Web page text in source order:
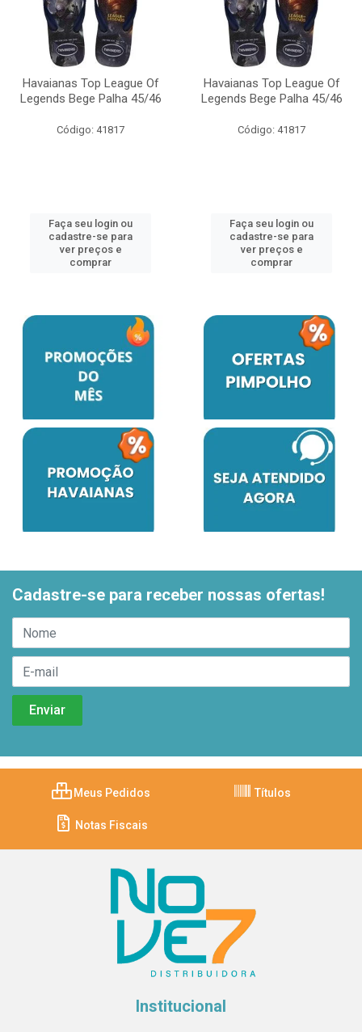
Havaianas Top League Of
Legends Bege Palha 45/46
Código: 41817
Faça seu login ou
cadastre-se para
ver preços e
comprar
Havaianas Top League Of
Legends Bege Palha 45/46
Código: 41817
Faça seu login ou
cadastre-se para
ver preços e
comprar
Cadastre-se para receber nossas ofertas!
Meus Pedidos Títulos
Notas Fiscais
Institucional